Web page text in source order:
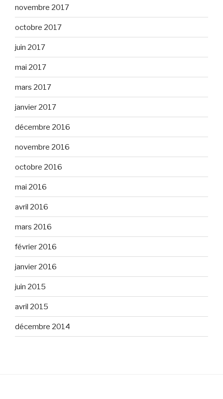
novembre 2017
octobre 2017
juin 2017
mai 2017
mars 2017
janvier 2017
décembre 2016
novembre 2016
octobre 2016
mai 2016
avril 2016
mars 2016
février 2016
janvier 2016
juin 2015
avril 2015
décembre 2014